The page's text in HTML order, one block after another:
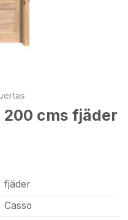
200 cms fjäder
fjäder
Casso